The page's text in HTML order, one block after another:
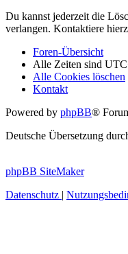
Du kannst jederzeit die
verlangen. Kontaktiere
Foren-Übersicht
Alle Zeiten sind
Alle Cookies löschen
Kontakt
Powered by phpBB®
Deutsche Übersetzung
phpBB SiteMaker
Datenschutz |